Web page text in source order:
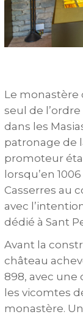
Le monastère
seul de
dans les
patronage de
promoteur
lorsqu’en
Casserres au
avec
dédié à Sant
Avant la
château
898, avec une
les vicomtes
monastère.